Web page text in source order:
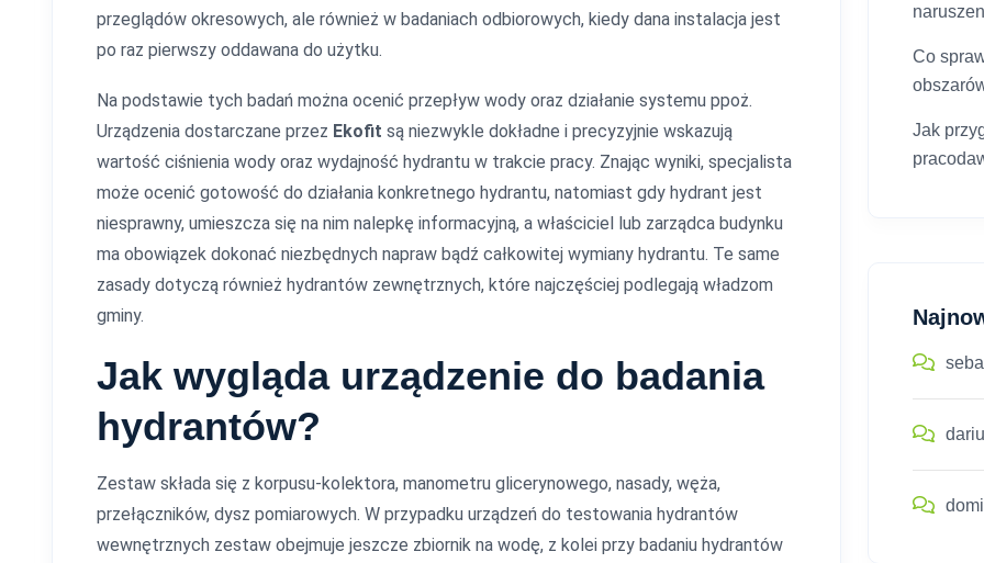
przeglądów okresowych, ale również w badaniach odbiorowych, kiedy dana instalacja jest
po raz pierwszy oddawana do użytku.
Na podstawie tych badań można ocenić przepływ wody oraz działanie systemu ppoż.
Urządzenia dostarczane przez Ekofit są niezwykle dokładne i precyzyjnie wskazują
wartość ciśnienia wody oraz wydajność hydrantu w trakcie pracy. Znając wyniki, specjalista
może ocenić gotowość do działania konkretnego hydrantu, natomiast gdy hydrant jest
niesprawny, umieszcza się na nim nalepkę informacyjną, a właściciel lub zarządca budynku
ma obowiązek dokonać niezbędnych napraw bądź całkowitej wymiany hydrantu. Te same
zasady dotyczą również hydrantów zewnętrznych, które najczęściej podlegają władzom
gminy.
Jak wygląda urządzenie do badania
hydrantów?
Zestaw składa się z korpusu-kolektora, manometru glicerynowego, nasady, węża,
przełączników, dysz pomiarowych. W przypadku urządzeń do testowania hydrantów
wewnętrznych zestaw obejmuje jeszcze zbiornik na wodę, z kolei przy badaniu hydrantów
Co
Jak